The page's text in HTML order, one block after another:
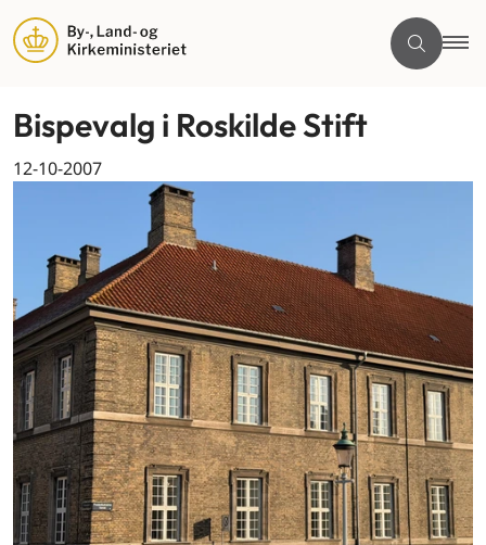
Bispevalg i Roskilde Stift
12-10-2007